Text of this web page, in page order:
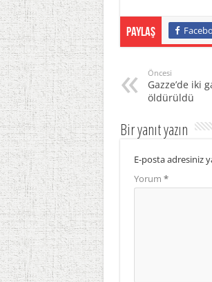
Paylaş
Öncesi
Gazze’de iki
öldürüldü
Bir yanıt yazın
E-posta adresiniz
Yorum *